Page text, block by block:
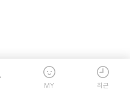
MY 최근